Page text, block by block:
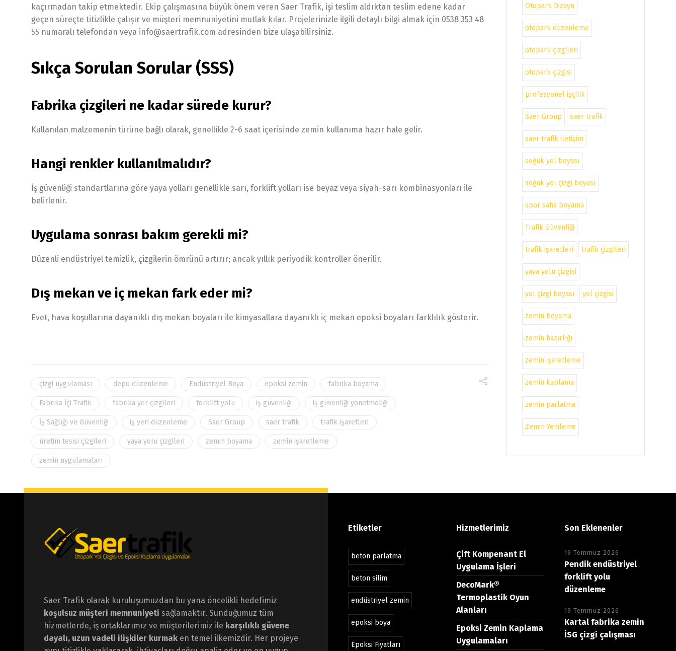
kaçırmadan takip etmektedir. Ekip çalışmasına büyük önem veren Saer Trafik, işi teslim aldıktan teslim edene kadar
geçen süreçte titizlikle çalışır ve müşteri memnuniyetini mutlak kılar. Projelerinizle ilgili detaylı bilgi almak için 0538 353 48
55 numaralı telefondan veya info@saertrafik.com adresinden bize ulaşabilirsiniz.
Sıkça Sorulan Sorular (SSS)
Fabrika çizgileri ne kadar sürede kurur?
Kullanılan malzemenin türüne bağlı olarak, genellikle 2-6 saat içerisinde zemin kullanıma hazır hale gelir.
Hangi renkler kullanılmalıdır?
İş güvenliği standartlarına göre yaya yolları genellikle sarı, forklift yolları ise beyaz veya siyah-sarı kombinasyonları ile
belirlenir.
Uygulama sonrası bakım gerekli mi?
Düzenli endüstriyel temizlik, çizgilerin ömrünü artırır; ancak yıllık periyodik kontroller önerilir.
Dış mekan ve iç mekan fark eder mi?
Evet, hava koşullarına dayanıklı dış mekan boyaları ile kimyasallara dayanıklı iç mekan epoksi boyaları farklılık gösterir.
çizgi uygulaması depo düzenleme Endüstriyel Boya epoksi zemin fabrika boyama
Fabrika İçi Trafik fabrika yer çizgileri forklift yolu iş güvenliği iş güvenliği yönetmeliği
İş Sağlığı ve Güvenliği iş yeri düzenleme Saer Group saer trafik trafik işaretleri
üretim tesisi çizgileri yaya yolu çizgileri zemin boyama zemin işaretleme
zemin uygulamaları
Otopark Dizayn
otopark düzenleme
otopark çizgileri
otopark çizgisi
profesyonel işçilik
Saer Group saer trafik
saer trafik iletişim
soğuk yol boyası
soğuk yol çizgi boyası
spor saha boyama
Trafik Güvenliği
trafik işaretleri trafik çizgileri
yaya yolu çizgisi
yol çizgi boyası yol çizgisi
zemin boyama
zemin hazırlığı
zemin işaretleme
zemin kaplama
zemin parlatma
Zemin Yenileme
Saer Trafik olarak kuruluşumuzdan bu yana öncelikli hedefimiz
koşulsuz müşteri memnuniyeti sağlamaktır. Sunduğumuz tüm
hizmetlerde, iş ortaklarımız ve müşterilerimiz ile karşılıklı güvene
dayalı, uzun vadeli ilişkiler kurmaken temel ilkemizdir. Her projeye
Etiketler
beton parlatma
beton silim
endüstriyel zemin
epoksi boya
Epoksi Fiyatları
Hizmetlerimiz
Çift Kompenant El
Uygulama İşleri
DecoMark®
Termoplastik Oyun
Alanları
Epoksi Zemin Kaplama
Uygulamaları
Son Eklenenler
19 Temmuz 2026
Pendik endüstriyel
forklift yolu
düzenleme
19 Temmuz 2026
Kartal fabrika zemin
İSG çizgi çalışması